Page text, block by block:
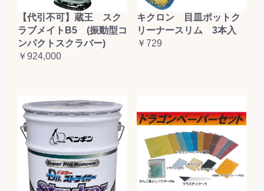
【代引不可】蔵王 スク
ラブメイトB5 (振動型コ
ンパクトスクラバー)
￥924,000
キクロン 目皿ポットク
リーナースリム 3本入
￥729